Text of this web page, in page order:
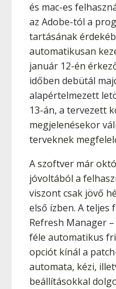
és mac-es
az Adobe-tól a
tartásának
automatikusan
január 12-én
időben debütál
alapértelmezett
13-án, a tervezett
megjelenésekor
terveknek
A szoftver már
jóvoltából a
viszont csak jövő
első ízben. A teljes
Refresh Manager
féle automatikus
opciót kínál a
automata, kézi,
beállításokkal